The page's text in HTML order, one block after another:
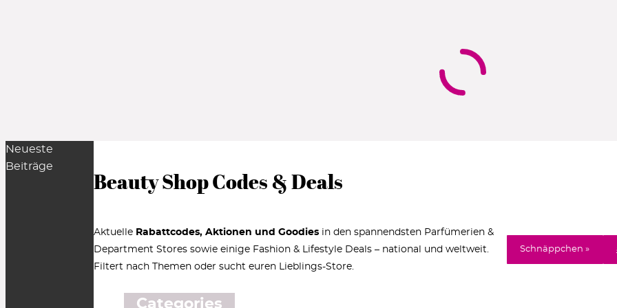
Beauty Shop Codes & Deals
Aktuelle Rabattcodes, Aktionen und Goodies in den spannendsten Parfümerien &
Department Stores sowie einige Fashion & Lifestyle Deals – national und weltweit.
Filtert nach Themen oder sucht euren Lieblings-Store.
Schnäppchen »
Categories
Neueste
Beiträge